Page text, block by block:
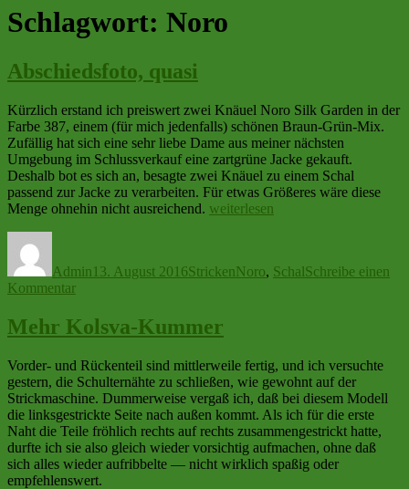
Schlagwort: Noro
Abschiedsfoto, quasi
Kürzlich erstand ich preiswert zwei Knäuel Noro Silk Garden in der
Farbe 387, einem (für mich jedenfalls) schönen Braun-Grün-Mix.
Zufällig hat sich eine sehr liebe Dame aus meiner nächsten
Umgebung im Schlussverkauf eine zartgrüne Jacke gekauft.
Deshalb bot es sich an, besagte zwei Knäuel zu einem Schal
passend zur Jacke zu verarbeiten. Für etwas Größeres wäre diese
Menge ohnehin nicht ausreichend. „Abschiedsfoto,
weiterlesen
Admin 13. August 2016StrickenNoro, SchalSchreibe einen
Kommentarzu
quasi
Mehr Kolsva-Kummer
Vorder- und Rückenteil sind mittlerweile fertig, und ich versuchte
gestern, die Schulternähte zu schließen, wie gewohnt auf der
Strickmaschine. Dummerweise vergaß ich, daß bei diesem Modell
die linksgestrickte Seite nach außen kommt. Als ich für die erste
Naht die Teile fröhlich rechts auf rechts zusammengestrickt hatte,
durfte ich sie also gleich wieder vorsichtig aufmachen, ohne daß
sich alles wieder aufribbelte — nicht wirklich spaßig oder
empfehlenswert.